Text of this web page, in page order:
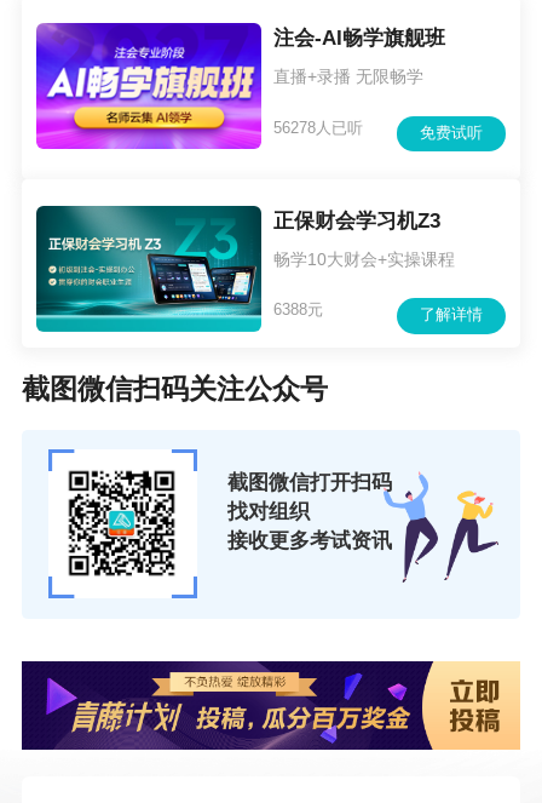
注会-AI畅学旗舰班
直播+录播 无限畅学
免费试听
56278人已听
正保财会学习机Z3
畅学10大财会+实操课程
了解详情
6388元
截图微信扫码关注公众号
截图微信打开扫码
找对组织
接收更多考试资讯